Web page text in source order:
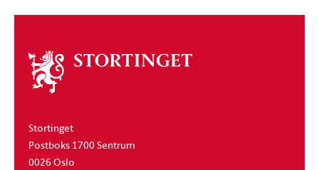
Om
stortinget
Stortinget
Postboks 1700 Sentrum
0026 Oslo